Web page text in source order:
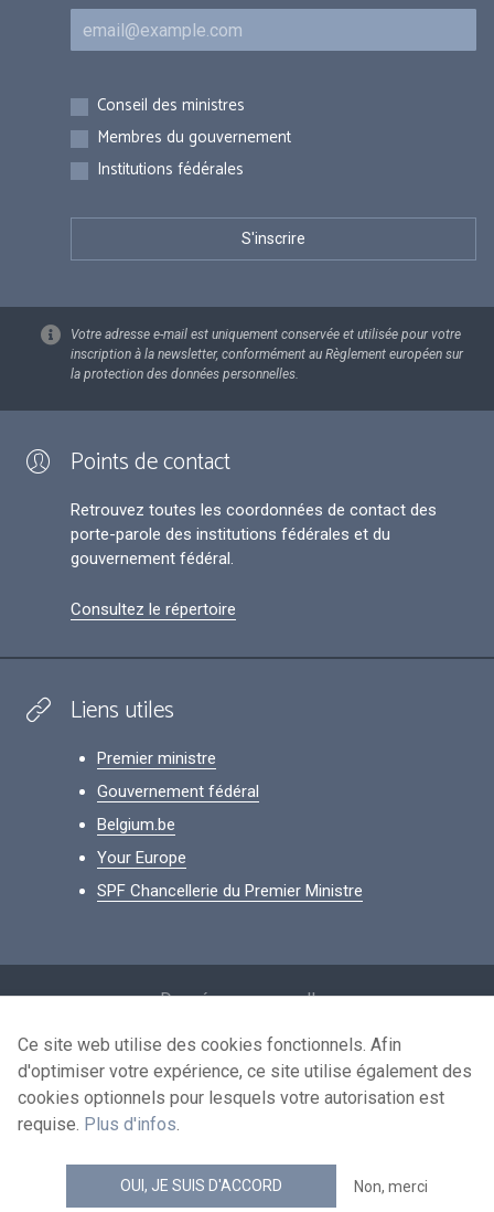
Courriel
Inscriptions
Conseil des ministres
Membres du gouvernement
Institutions fédérales
Votre adresse e-mail est uniquement conservée et utilisée pour votre
inscription à la newsletter, conformément au Règlement européen sur
la protection des données personnelles.
Points de contact
Retrouvez toutes les coordonnées de contact des
porte-parole des institutions fédérales et du
gouvernement fédéral.
Consultez le répertoire
Liens utiles
Premier ministre
Gouvernement fédéral
Belgium.be
Your Europe
SPF Chancellerie du Premier Ministre
Données personnelles
Conditions de réutilisation
Contactez-nous
news.belgium flux RSS
Ce site web utilise des cookies fonctionnels. Afin
d'optimiser votre expérience, ce site utilise également des
cookies optionnels pour lesquels votre autorisation est
requise. Plus d'infos.
OUI, JE SUIS D'ACCORD Non, merci